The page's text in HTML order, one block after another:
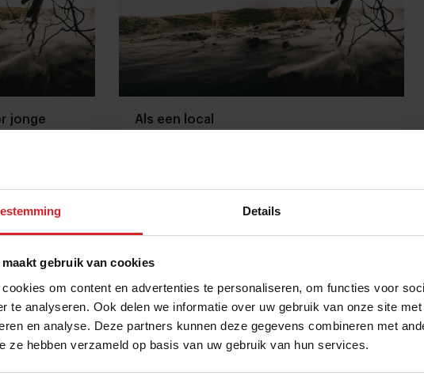
Details
gebruik van cookies
om content en advertenties te personaliseren, om functies voor
te analyseren. Ook delen we informatie over uw gebruik van onze site
en analyse. Deze partners kunnen deze gegevens combineren met
ze hebben verzameld op basis van uw gebruik van hun services.
jonge
2016| 1 min
Als een local